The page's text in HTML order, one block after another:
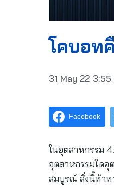
โคบอท
31 May 22 3:55
Facebook
ในอุตสาหกรรม
อุตสาหกรรมใด
สมบูรณ์ สิ่งนี้ท้าท